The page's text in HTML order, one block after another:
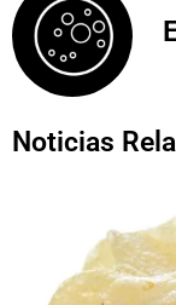
Noticias